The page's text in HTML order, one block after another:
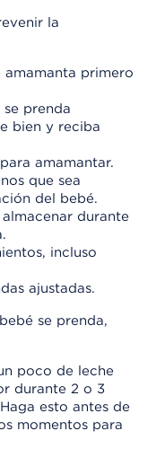
la
primero
prenda
bien y reciba
amamantar.
que sea
del bebé.
durante
incluso
ajustadas.
se prenda,
poco de leche
durante 2 o 3
esto antes de
momentos para